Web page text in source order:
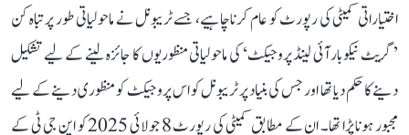
اختیاراتی کمیٹی کی رپورٹ کو عام کرنا چاہیے، جسے ٹریبونل نے ماحولیاتی طور پر تباہ کن
’گریٹ نیکوبار آئی لینڈ پروجیکٹ‘ کی ماحولیاتی منظوریوں کا جائزہ لینے کے لیے تشکیل
دینے کا حکم دیا تھا اور جس کی بنیاد پر ٹریبونل کو اس پروجیکٹ کو منظوری دینے کے لیے
مجبور ہونا پڑا تھا۔ ان کے مطابق کمیٹی کی رپورٹ 8 جولائی 2025 کو این جی ٹی کے